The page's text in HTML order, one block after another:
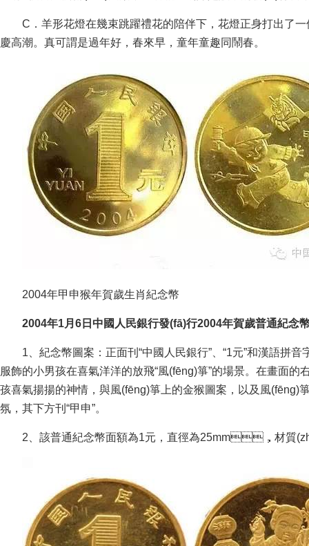
C．羊形花燈在幾束跳躍禮花的陪伴下，花燈正身打出了
慶高潮。真可謂是過年好，春來早，童年童趣同鬧春。
2004年甲申猴年賀歲生肖紀念幣
2004年1月6日中國人民銀行發(fā)行2004年賀歲普通紀念幣
1、紀念幣圖案：正面刊“中國人民銀行”、“1元”和漢語拼音
服飾的小男孩在喜氣洋洋的放飛“風(fēng)箏”的場景。在畫面的右
孩喜氣揚揚的神情，與風(fēng)箏上的金猴圖案，以及風
氛，其下方刊“甲申”。
2、該普通紀念幣面額為1元，直徑為25mm，材質